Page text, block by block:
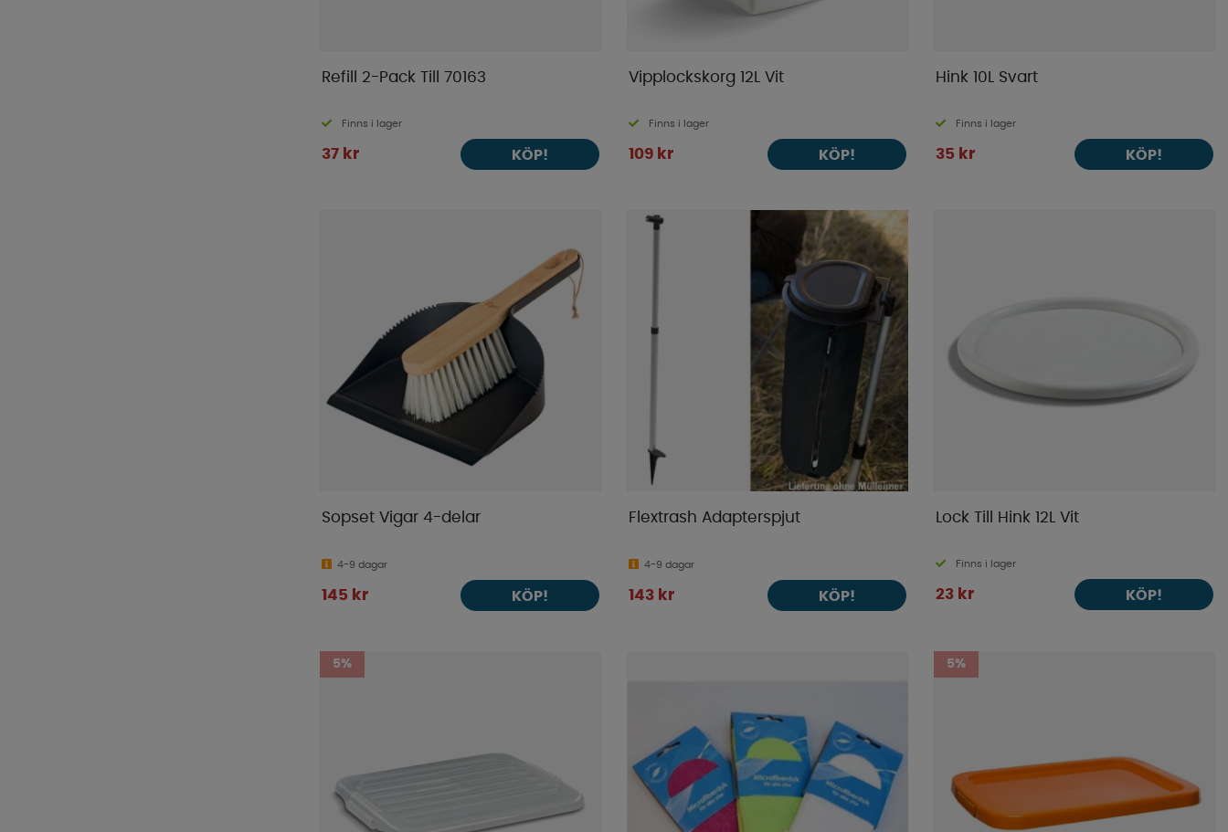
Refill 2-Pack Till 70163
Finns i lager
37 kr KÖP!
Vipplockskorg 12L Vit
Finns i lager
109 kr KÖP!
Hink 10L Svart
Finns i lager
35 kr KÖP!
Sopset Vigar 4-delar
4-9 dagar
145 kr KÖP!
Flextrash Adapterspjut
4-9 dagar
143 kr KÖP!
Lock Till Hink 12L Vit
Finns i lager
23 kr KÖP!
5% 5%